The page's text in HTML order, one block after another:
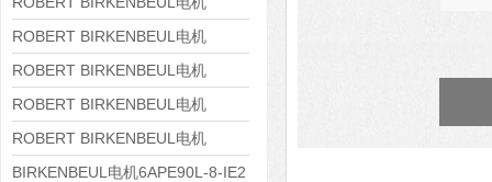
8APE160L-4-IE3
ROBERT BIRKENBEUL电机
8APE112M-6K-IE3
ROBERT BIRKENBEUL电机
8APE100L-2 IE3
ROBERT BIRKENBEUL电机
8APE90S-4 IE3
ROBERT BIRKENBEUL电机
8APE80M-2K-IE3
BIRKENBEUL电机6APE90L-8-IE2